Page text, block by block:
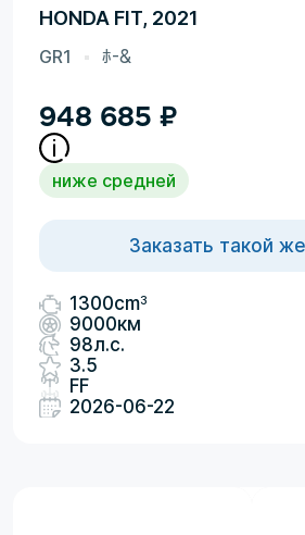
HONDA FIT, 2021
GR1 ﾎ-&
948 685 ₽
ниже средней
Заказать такой же
1300cm3
9000км
98л.с.
3.5
FF
2026-06-22